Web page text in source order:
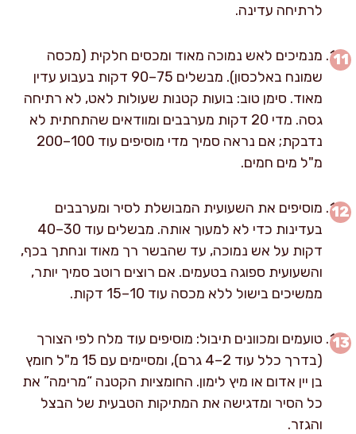
לרתיחה עדינה.
מנמיכים לאש נמוכה מאוד ומכסים חלקית (מכסה
שמונח באלכסון). מבשלים 75–90 דקות בעבוע עדין
מאוד. סימן טוב: בועות קטנות שעולות לאט, לא רתיחה
גסה. מדי 20 דקות מערבבים ומוודאים שהתחתית לא
נדבקת; אם נראה סמיך מדי מוסיפים עוד 100–200
מ"ל מים חמים.
מוסיפים את השעועית המבושלת לסיר ומערבבים
בעדינות כדי לא למעוך אותה. מבשלים עוד 30–40
דקות על אש נמוכה, עד שהבשר רך מאוד ונחתך בכף,
והשעועית ספוגה בטעמים. אם רוצים רוטב סמיך יותר,
ממשיכים בישול ללא מכסה עוד 10–15 דקות.
טועמים ומכוונים תיבול: מוסיפים עוד מלח לפי הצורך
(בדרך כלל עוד 2–4 גרם), ומסיימים עם 15 מ"ל חומץ
בן יין אדום או מיץ לימון. החומציות הקטנה “מרימה” את
כל הסיר ומדגישה את המתיקות הטבעית של הבצל
והגזר.